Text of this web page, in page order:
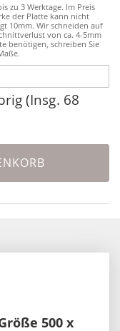
zu 3 Werktage. Im Preis
der Platte kann nicht
10mm. Wir schneiden auf
von ca. 4-5mm
benötigen, schreiben Sie
(Insg. 68
500 x